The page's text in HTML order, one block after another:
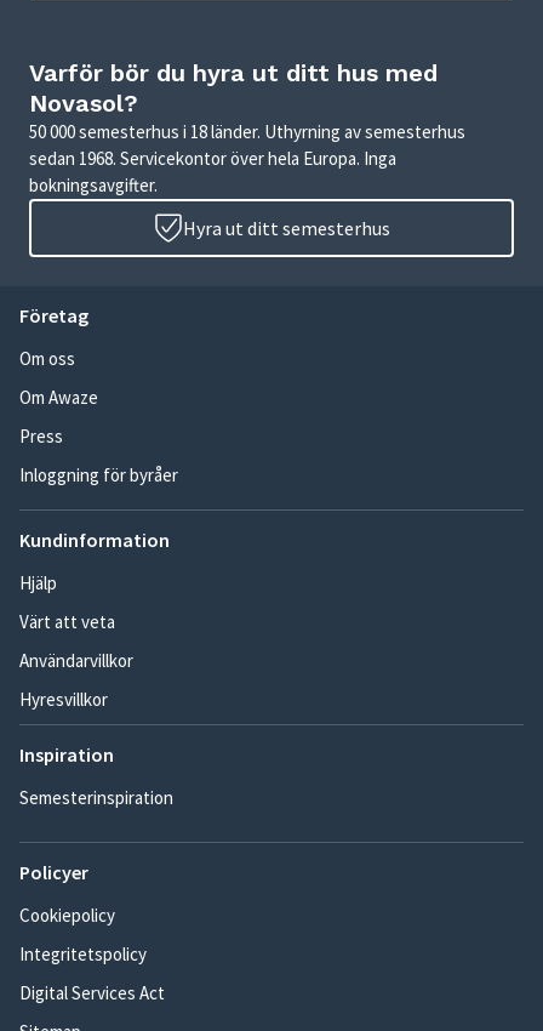
Varför bör du hyra ut ditt hus med
Novasol?
50 000 semesterhus i 18 länder. Uthyrning av semesterhus
sedan 1968. Servicekontor över hela Europa. Inga
bokningsavgifter.
Hyra ut ditt semesterhus
Företag
Om oss
Om Awaze
Press
Inloggning för byråer
Kundinformation
Hjälp
Värt att veta
Användarvillkor
Hyresvillkor
Inspiration
Semesterinspiration
Policyer
Cookiepolicy
Integritetspolicy
Digital Services Act